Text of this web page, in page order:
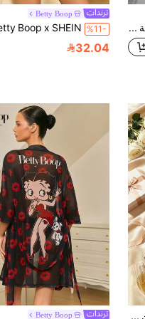
Betty Boop x SHEIN طقم بيجامة نسائي بطبعة كرتونية يتكون من ملابس علوية كاميسول وشورت
Betty Boop
%11-
32.04
طقم ملابس داخلية نسائية مثير من قطعتين، توب كاميسول بحمالات قابلة للتعديل وشورت، بطبعة نمر مع تفاصيل دانتيل من الساتان، مريح ولطيف للنوم والمنزل والخروجات، بتصميم جمالي Betty Boop